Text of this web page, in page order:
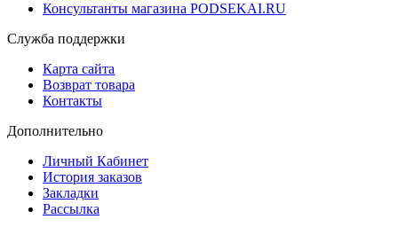
Консультанты магазина PODSEKAI.RU
Служба поддержки
Карта сайта
Возврат товара
Контакты
Дополнительно
Личный Кабинет
История заказов
Закладки
Рассылка